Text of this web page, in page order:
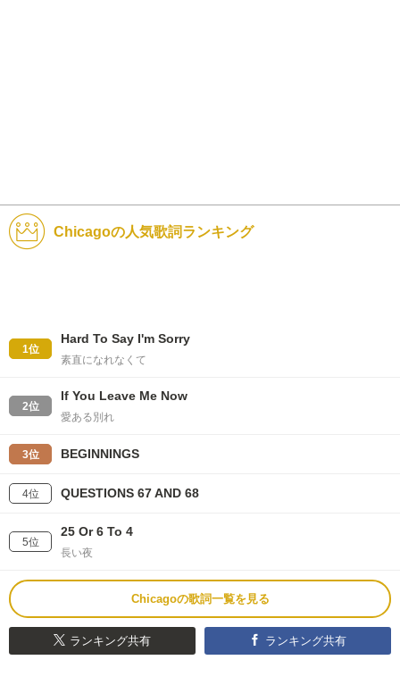
Chicagoの人気歌詞ランキング
1位
Hard To Say I'm Sorry
素直になれなくて
2位
If You Leave Me Now
愛ある別れ
3位 BEGINNINGS
4位 QUESTIONS 67 AND 68
5位
25 Or 6 To 4
長い夜
Chicagoの歌詞一覧を見る
ランキング共有 ランキング共有